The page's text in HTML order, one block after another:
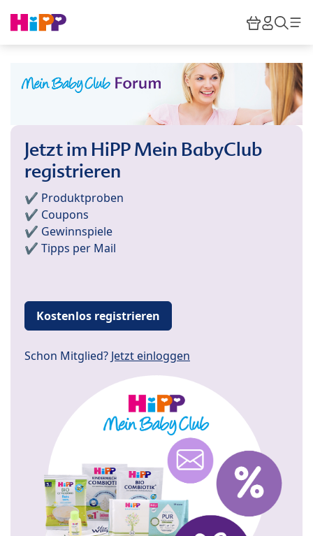
HiPP
Jetzt im HiPP Mein BabyClub
registrieren
✔️ Produktproben
✔️ Coupons
✔️ Gewinnspiele
✔️ Tipps per Mail
Kostenlos registrieren
Schon Mitglied? Jetzt einloggen